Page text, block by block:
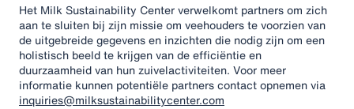
Het Milk Sustainability Center verwelkomt partners om zich
aan te sluiten bij zijn missie om veehouders te voorzien van
de uitgebreide gegevens en inzichten die nodig zijn om een
holistisch beeld te krijgen van de efficiëntie en
duurzaamheid van hun zuivelactiviteiten. Voor meer
informatie kunnen potentiële partners contact opnemen via
inquiries@milksustainabilitycenter.com